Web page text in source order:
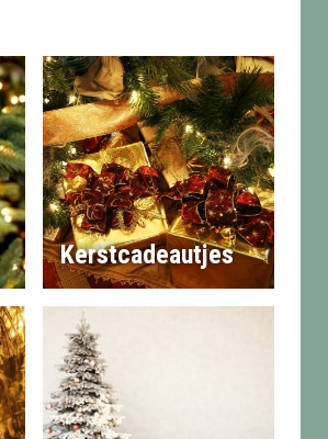
Kerstcadeautjes